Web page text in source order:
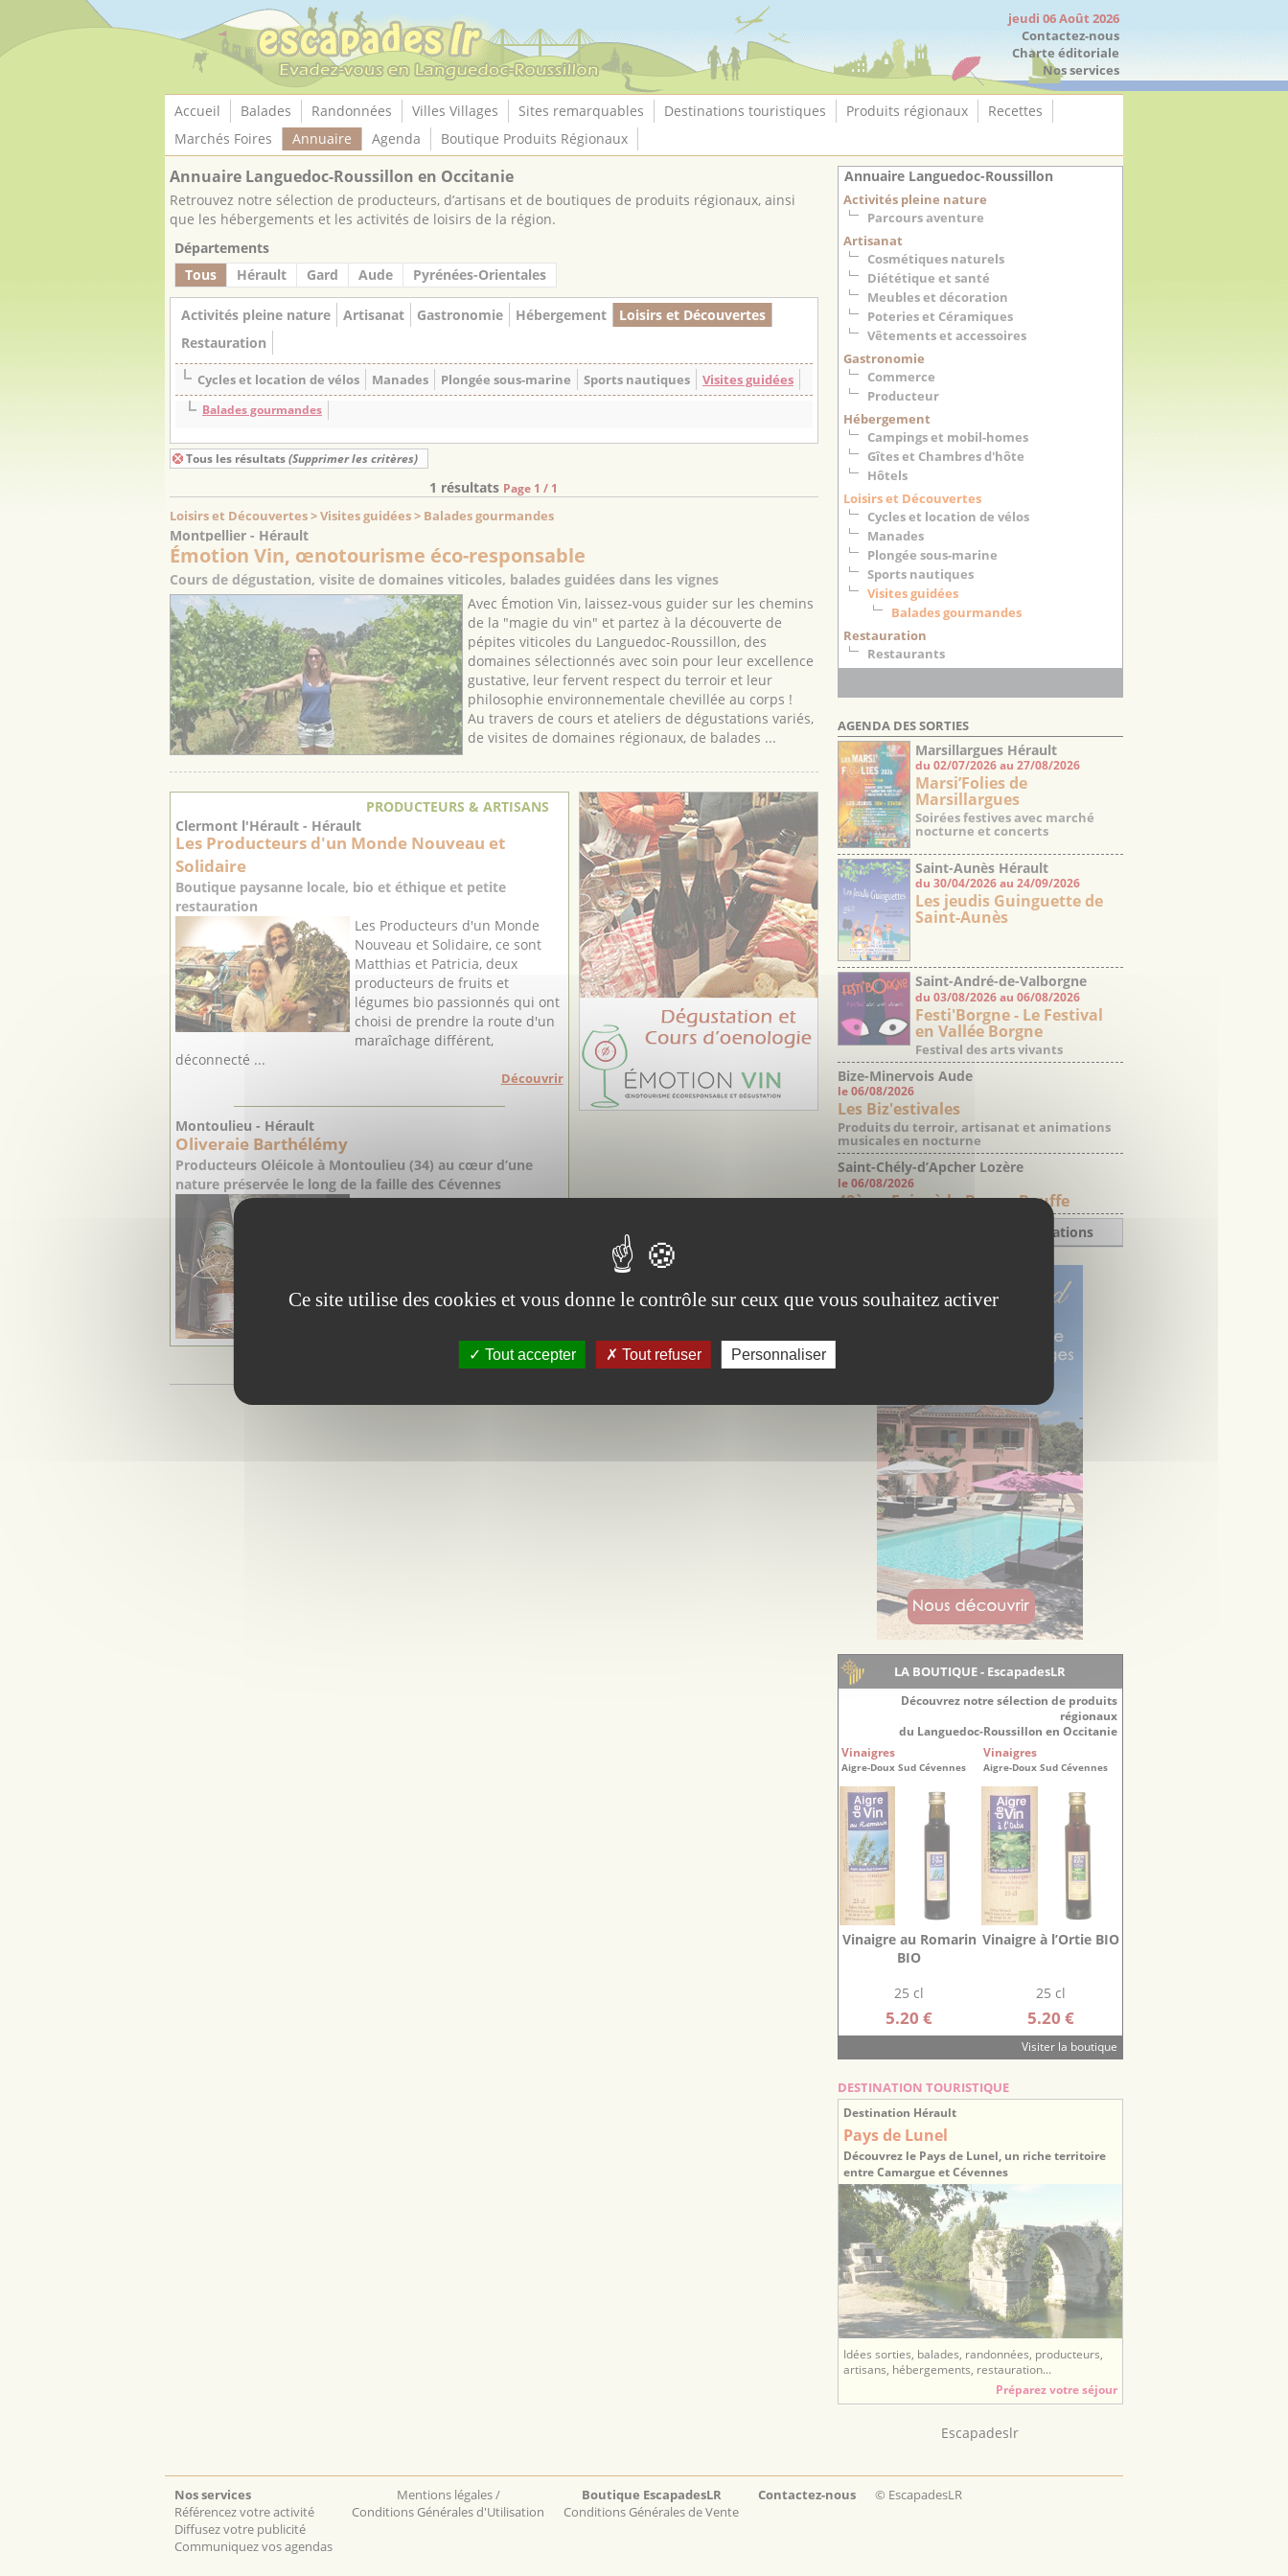
jeudi 06 Août 2026
Contactez-nous
Charte éditoriale
Nos services
Accueil Balades Randonnées Villes Villages Sites remarquables Destinations touristiques Produits régionaux
Recettes
Marchés Foires
Annuaire Agenda Boutique Produits Régionaux
Annuaire Languedoc-Roussillon en Occitanie
Retrouvez notre sélection de producteurs, d’artisans et de boutiques de produits régionaux, ainsi
que les hébergements et les activités de loisirs de la région.
Départements
Tous
Hérault Gard Aude Pyrénées-Orientales
Activités pleine nature Artisanat Gastronomie Hébergement
Loisirs et Découvertes
Restauration
Cycles et location de vélos Manades Plongée sous-marine Sports nautiques Visites guidées
Balades gourmandes
Tous les résultats (Supprimer les critères)
1 résultats Page 1 / 1
Loisirs et Découvertes > Visites guidées > Balades gourmandes
Montpellier - Hérault
Émotion Vin, œnotourisme éco-responsable
Cours de dégustation, visite de domaines viticoles, balades guidées dans les vignes
Avec Émotion Vin, laissez-vous guider sur les chemins
de la "magie du vin" et partez à la découverte de
pépites viticoles du Languedoc-Roussillon, des
domaines sélectionnés avec soin pour leur excellence
gustative, leur fervent respect du terroir et leur
philosophie environnementale chevillée au corps !
Au travers de cours et ateliers de dégustations variés,
de visites de domaines régionaux, de balades ...
PRODUCTEURS & ARTISANS
Clermont l'Hérault - Hérault
Les Producteurs d'un Monde Nouveau et
Solidaire
Boutique paysanne locale, bio et éthique et petite
restauration
Les Producteurs d'un Monde
Nouveau et Solidaire, ce sont
Matthias et Patricia, deux
producteurs de fruits et
légumes bio passionnés qui ont
choisi de prendre la route d'un
maraîchage différent,
déconnecté ...
Découvrir
Montoulieu - Hérault
Oliveraie Barthélémy
Producteurs Oléicole à Montoulieu (34) au cœur d’une
nature préservée le long de la faille des Cévennes
L’ Oliveraie Barthélémy est une
travaillent l’olive au fil ...
Annuaire Languedoc-Roussillon
Activités pleine nature
Parcours aventure
Artisanat
Cosmétiques naturels
Diététique et santé
Meubles et décoration
Poteries et Céramiques
Vêtements et accessoires
Gastronomie
Commerce
Producteur
Hébergement
Campings et mobil-homes
Gîtes et Chambres d'hôte
Hôtels
Loisirs et Découvertes
Cycles et location de vélos
Manades
Plongée sous-marine
Sports nautiques
Visites guidées
Balades gourmandes
Restauration
Restaurants
AGENDA DES SORTIES
Marsillargues Hérault
du 02/07/2026 au 27/08/2026
Marsi’Folies de
Marsillargues
Soirées festives avec marché
nocturne et concerts
Saint-Aunès Hérault
du 30/04/2026 au 24/09/2026
Les jeudis Guinguette de
Saint-Aunès
Saint-André-de-Valborgne
Gard
du 03/08/2026 au 06/08/2026
Festi'Borgne - Le Festival
en Vallée Borgne
Festival des arts vivants
Bize-Minervois Aude
le 06/08/2026
Les Biz'estivales
Produits du terroir, artisanat et animations
musicales en nocturne
Saint-Chély-d’Apcher Lozère
le 06/08/2026
42ème Foire à la Bonne Bouffe
Toutes les manifestations
LA BOUTIQUE - EscapadesLR
Découvrez notre sélection de produits
régionaux
du Languedoc-Roussillon en Occitanie
Vinaigres
Aigre-Doux Sud Cévennes
Vinaigre au Romarin
BIO
25 cl
5.20 €
Vinaigres
Aigre-Doux Sud Cévennes
Vinaigre à l’Ortie BIO
25 cl
5.20 €
Visiter la boutique
DESTINATION TOURISTIQUE
Destination Hérault
Pays de Lunel
Découvrez le Pays de Lunel, un riche territoire
entre Camargue et Cévennes
Idées sorties, balades, randonnées, producteurs,
artisans, hébergements, restauration...
Préparez votre séjour
Escapadeslr
Nos services
Référencez votre activité
Diffusez votre publicité
Communiquez vos agendas
Mentions légales /
Conditions Générales d'Utilisation
Boutique EscapadesLR
Conditions Générales de Vente
Contactez-nous © EscapadesLR
Panneau de gestion des cookies
Ce site utilise des cookies et vous donne le contrôle sur ceux que vous souhaitez activer
Tout accepter Tout refuser Personnaliser